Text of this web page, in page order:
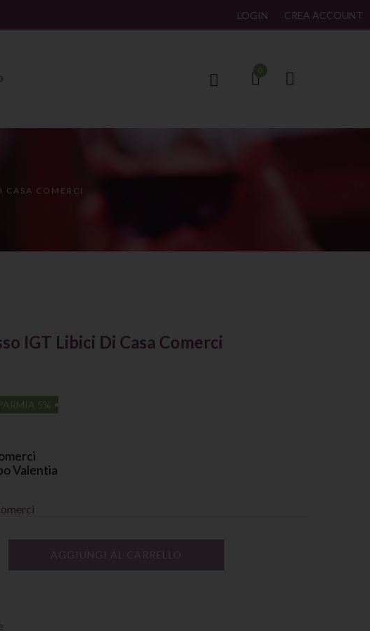
LOGIN CREA ACCOUNT
0
CASA COMERCI
IGT Libici Di Casa Comerci
5%
Valentia
AGGIUNGI AL CARRELLO